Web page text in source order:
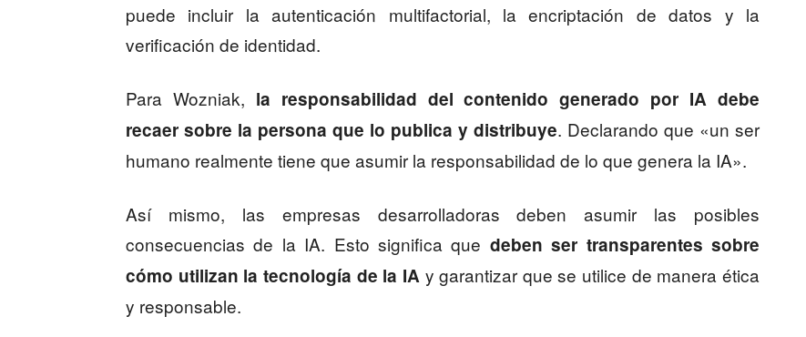
puede incluir la autenticación multifactorial, la encriptación de datos y la
verificación de identidad.
Para Wozniak, la responsabilidad del contenido generado por IA debe
recaer sobre la persona que lo publica y distribuye. Declarando que «un ser
humano realmente tiene que asumir la responsabilidad de lo que genera la IA».
Así mismo, las empresas desarrolladoras deben asumir las posibles
consecuencias de la IA. Esto significa que deben ser transparentes sobre
cómo utilizan la tecnología de la IA y garantizar que se utilice de manera ética
y responsable.